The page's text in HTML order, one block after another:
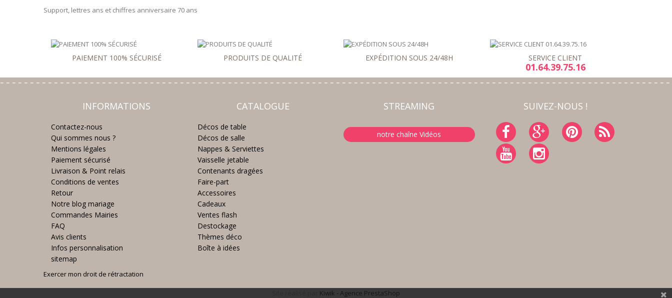
Support, lettres ans et chiffres anniversaire 70 ans
PAIEMENT 100% SÉCURISÉ PRODUITS DE QUALITÉ EXPÉDITION SOUS 24/48H SERVICE CLIENT
01.64.39.75.16
INFORMATIONS
Contactez-nous
Qui sommes nous ?
Mentions légales
Paiement sécurisé
Livraison & Point relais
Conditions de ventes
Retour
Notre blog mariage
Commandes Mairies
FAQ
Avis clients
Infos personnalisation
sitemap
CATALOGUE
Décos de table
Décos de salle
Nappes & Serviettes
Vaisselle jetable
Contenants dragées
Faire-part
Accessoires
Cadeaux
Ventes flash
Destockage
Thèmes déco
Boîte à idées
STREAMING
notre chaîne Vidéos
SUIVEZ-NOUS !
Exercer mon droit de rétractation
Kiwik - Agence PrestaShop